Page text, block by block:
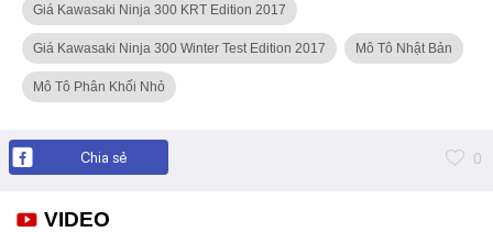
Giá Kawasaki Ninja 300 KRT Edition 2017
Giá Kawasaki Ninja 300 Winter Test Edition 2017 Mô Tô Nhật Bản
Mô Tô Phân Khối Nhỏ
Chia sẻ 0
VIDEO